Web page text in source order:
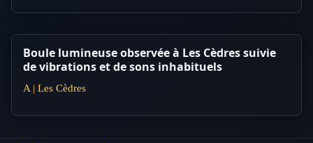
Boule lumineuse observée à Les Cèdres suivie
de vibrations et de sons inhabituels
A | Les Cèdres